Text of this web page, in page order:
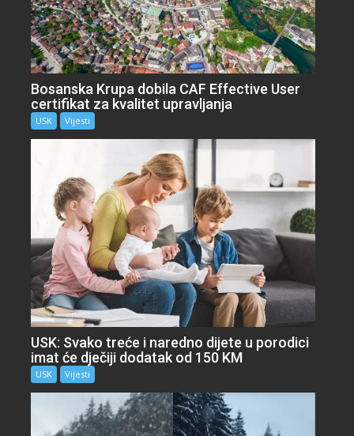
Bosanska Krupa dobila CAF Effective User
certifikat za kvalitet upravljanja
USK Vijesti
USK: Svako treće i naredno dijete u porodici
imat će dječiji dodatak od 150 KM
USK Vijesti